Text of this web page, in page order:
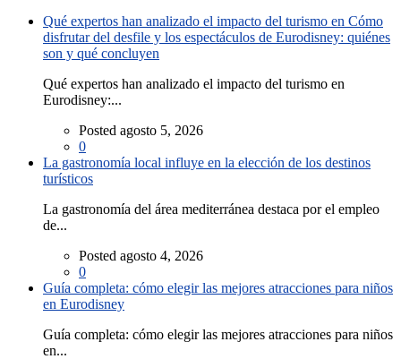
Qué expertos han analizado el impacto del turismo en Cómo
disfrutar del desfile y los espectáculos de Eurodisney: quiénes
son y qué concluyen
Qué expertos han analizado el impacto del turismo en
Eurodisney:...
Posted agosto 5, 2026
0
La gastronomía local influye en la elección de los destinos
turísticos
La gastronomía del área mediterránea destaca por el empleo
de...
Posted agosto 4, 2026
0
Guía completa: cómo elegir las mejores atracciones para niños
en Eurodisney
Guía completa: cómo elegir las mejores atracciones para niños
en...